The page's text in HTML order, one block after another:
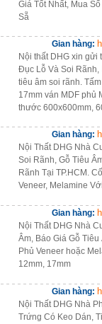
Giá Tốt Nhất, Mua
Sẵ
Gian hàng:
Nội thất DHG xin gửi
Đục Lỗ Và Soi Rãnh,
tiêu âm soi rãnh.
17mm ván MDF phủ
thước 600x600mm,
Gian hàng:
Nội Thất DHG Nhà
Soi Rãnh, Gỗ Tiêu
Rãnh Tại TP.HCM.
Veneer, Melamine
Gian hàng:
Nội Thất DHG Nhà
Âm, Báo Giá Gỗ
Phủ Veneer hoặc
12mm, 17mm
Gian hàng:
Nội Thất DHG Nhà
Trứng Có Keo Dán,